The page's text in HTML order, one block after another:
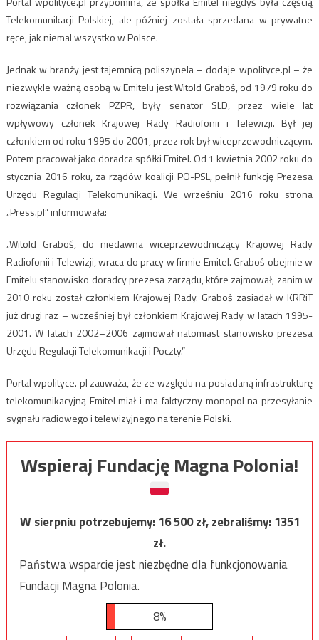
Telekomunikacji Polskiej, ale później została sprzedana w prywatne
ręce, jak niemal wszystko w Polsce.
Jednak w branży jest tajemnicą poliszynela – dodaje wpolityce.pl – że
niezwykle ważną osobą w Emitelu jest Witold Graboś, od 1979 roku do
rozwiązania członek PZPR, były senator SLD, przez wiele lat
wpływowy członek Krajowej Rady Radiofonii i Telewizji. Był jej
członkiem od roku 1995 do 2001, przez rok był wiceprzewodniczącym.
Potem pracował jako doradca spółki Emitel. Od 1 kwietnia 2002 roku do
stycznia 2016 roku, za rządów koalicji PO-PSL, pełnił funkcję Prezesa
Urzędu Regulacji Telekomunikacji. We wrześniu 2016 roku strona
„Press.pl” informowała:
„Witold Graboś, do niedawna wiceprzewodniczący Krajowej Rady
Radiofonii i Telewizji, wraca do pracy w firmie Emitel. Graboś obejmie w
Emitelu stanowisko doradcy prezesa zarządu, które zajmował, zanim w
2010 roku został członkiem Krajowej Rady. Graboś zasiadał w KRRiT
już drugi raz – wcześniej był członkiem Krajowej Rady w latach 1995-
2001. W latach 2002–2006 zajmował natomiast stanowisko prezesa
Urzędu Regulacji Telekomunikacji i Poczty.”
Portal wpolityce. pl zauważa, że ze względu na posiadaną infrastrukturę
telekomunikacyjną Emitel miał i ma faktyczny monopol na przesyłanie
sygnału radiowego i telewizyjnego na terenie Polski.
Wspieraj Fundację Magna Polonia!
W sierpniu potrzebujemy:16 500zł, zebraliśmy:1351
zł.
Państwa wsparcie jest niezbędne dla funkcjonowania
Fundacji Magna Polonia.
8%